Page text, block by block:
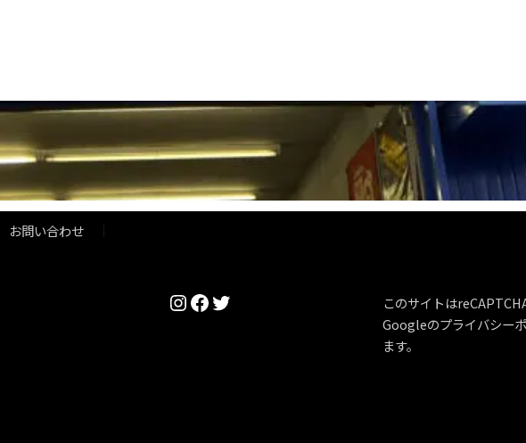
お問い合わせ
Instagram
Facebook
Twitter
このサイトは
Googleのプライバシー
ます。